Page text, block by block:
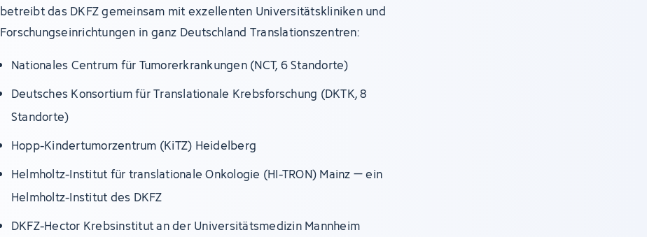
betreibt das DKFZ gemeinsam mit exzellenten Universitätskliniken und
Forschungseinrichtungen in ganz Deutschland Translationszentren:
Nationales Centrum für Tumorerkrankungen (NCT, 6 Standorte)
Deutsches Konsortium für Translationale Krebsforschung (DKTK, 8
Standorte)
Hopp-Kindertumorzentrum (KiTZ) Heidelberg
Helmholtz-Institut für translationale Onkologie (HI-TRON) Mainz – ein
Helmholtz-Institut des DKFZ
DKFZ-Hector Krebsinstitut an der Universitätsmedizin Mannheim